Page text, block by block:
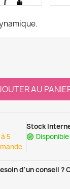
AU
5
Stock
Disponible
d'un conseil ?